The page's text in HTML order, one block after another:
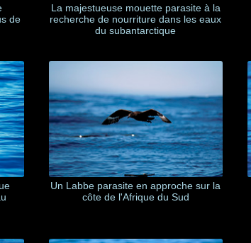
de
La majestueuse mouette parasite à la
recherche de nourriture dans les eaux
du subantarctique
Un Labbe parasite en approche sur la
côte de l'Afrique du Sud